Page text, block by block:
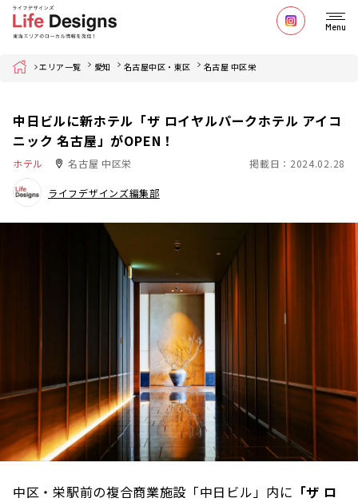
Menu
Home エリア一覧 愛知 名古屋中区・東区 名古屋 中区栄
中日ビルに新ホテル「ザ ロイヤルパークホテル アイコ
ニック 名古屋」がOPEN！
ホテル 名古屋 中区栄 掲載日：2024.02.28
ライフデザインズ編集部
中区・栄駅前の複合商業施設「中日ビル」内に 「ザ ロ